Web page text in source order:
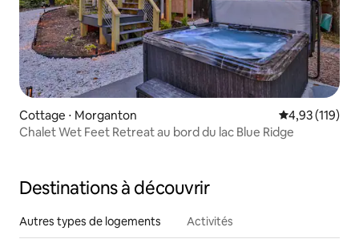
Cottage ⋅ Morganton Évaluation
4,93 (119)
Chalet Wet Feet Retreat au bord du lac Blue Ridge
Destinations à découvrir
Autres types de logements Activités